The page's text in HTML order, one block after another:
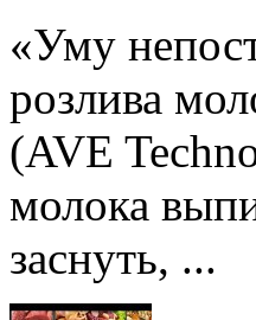
«Уму
розлива
(AVE
молока
заснуть, ...